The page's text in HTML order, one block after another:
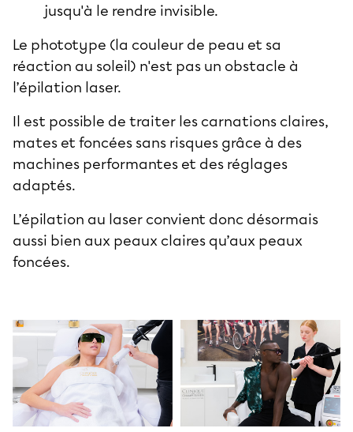
jusqu'à le rendre invisible.
Le phototype (la couleur de peau et sa
réaction au soleil) n'est pas un obstacle à
l’épilation laser.
Il est possible de traiter les carnations claires,
mates et foncées sans risques grâce à des
machines performantes et des réglages
adaptés.
L’épilation au laser convient donc désormais
aussi bien aux peaux claires qu’aux peaux
foncées.